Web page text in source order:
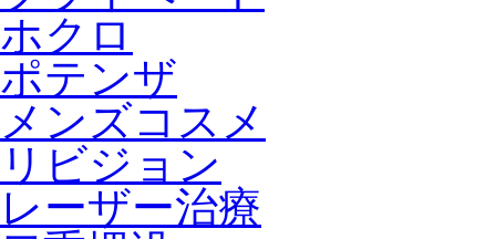
ホクロ
ポテンザ
メンズコスメ
リビジョン
レーザー治療